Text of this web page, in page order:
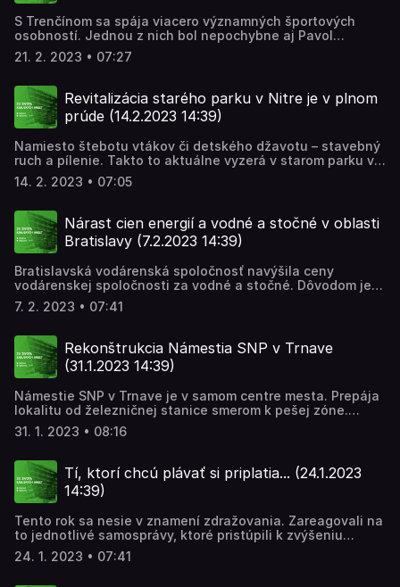
S Trenčínom sa spája viacero významných športových
osobností. Jednou z nich bol nepochybne aj Pavol
Demitra. Meno tragicky zosnulého hokejistu nesie od roku
2011 trenčiansky zimný štadión, ktorý patrí medzi kľúčové
rozsiahlej obnove opäť otvoril pre hokejistov, korčuliarov
aj verejnosť. Navštívila ho Barbora Jurenová.
21. 2. 2023 • 07:27
Revitalizácia starého parku v Nitre je v plnom
prúde (14.2.2023 14:39)
Namiesto štebotu vtákov či detského džavotu – stavebný
ruch a pílenie. Takto to aktuálne vyzerá v starom parku v
Nitre. Ten prechádza najväčšou revitalizáciou vo svojej
150 ročnej histórii. Starý park by mal po revitalizácii získať
keď si budú musieť ešte pár mesiacov počkať, zisťovala
Jana Obrancová.
14. 2. 2023 • 07:05
Nárast cien energií a vodné a stočné v oblasti
Bratislavy (7.2.2023 14:39)
Bratislavská vodárenská spoločnosť navýšila ceny
vodárenskej spoločnosti za vodné a stočné. Dôvodom je
nová regulačná politika, nárast cien energií a vysoký
investičný dlh na obnovu a investície, ktorý vznikol počas
miliónov eur. Či sa premietnu tieto problémy do ďalšieho
zvyšovania cien za vodné a stočné, zisťovala Marcela
Jedináková.
7. 2. 2023 • 07:41
Rekonštrukcia Námestia SNP v Trnave
(31.1.2023 14:39)
Námestie SNP v Trnave je v samom centre mesta. Prepája
lokalitu od železničnej stanice smerom k pešej zóne.
Ohraničuje ho lokalita Evanjelického domu, knižnice a
sochy Milana Rastislava Štefánika. Dlho sa hovorilo o
osloboditeľom. Mesto totiž pôvodne chcelo dostať
námestie do podoby z čias prvej republiky. Pamätník sa
mal presunúť na Študentskú ulicu, kde by sa z hľadiska
zväzy vojnových veteránov. A tak mesto pripravilo nový
projekt, ktorý s pamätníkom počíta práve na Námestí SNP.
V súčasnosti je v lokalite veľký pracovný ruch, keďže sa
31. 1. 2023 • 08:16
Tí, ktorí chcú plávať si priplatia... (24.1.2023
14:39)
Tento rok sa nesie v znamení zdražovania. Zareagovali na
to jednotlivé samosprávy, ktoré pristúpili k zvýšeniu
viacerých daní či poplatkov. V Trenčíne si obyvatelia
priplatia aj za návštevu krytej plavárne, ktorá patrí medzi
24. 1. 2023 • 07:41